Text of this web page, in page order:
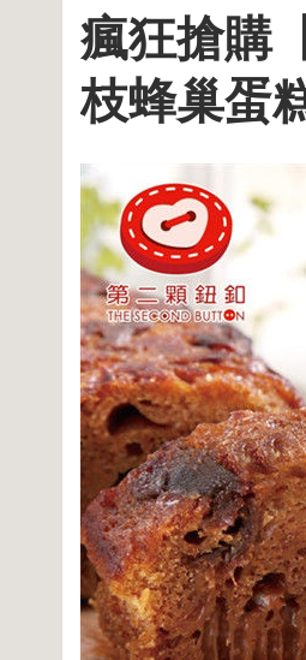
瘋狂搶購
枝蜂巢蛋